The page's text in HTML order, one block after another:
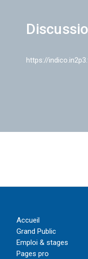
https://
Accueil
Grand Public
Emploi & stages
Pages pro